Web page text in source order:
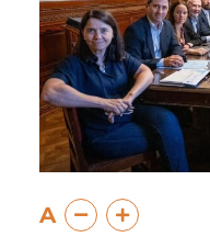
A